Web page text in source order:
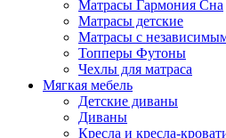
Матрасы Гармония Сна
Матрасы детские
Матрасы с
Топперы Футоны
Чехлы для матраса
Мягкая мебель
Детские диваны
Диваны
Кресла и кресла-